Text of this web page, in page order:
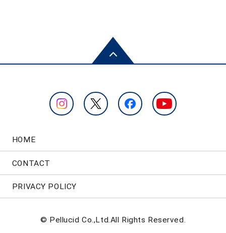
HOME
CONTACT
PRIVACY POLICY
© Pellucid Co.,Ltd.All Rights Reserved.